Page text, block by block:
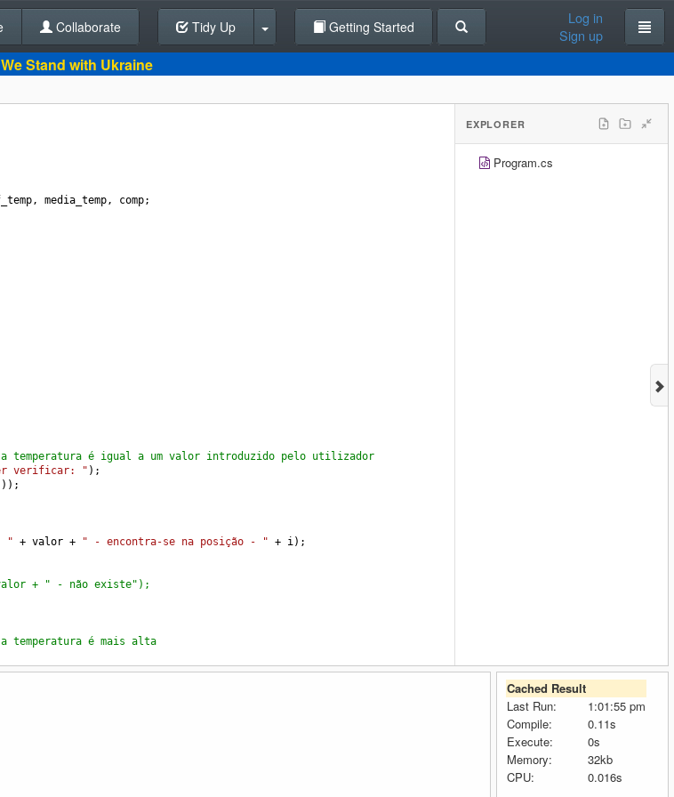
Back To Editor
Collaborate Tidy Up Getting Started
Log in
Sign up
We Stand with Ukraine
, media_temp, comp;
temperatura é igual a um valor introduzido pelo utilizador
verificar: " );
" + valor + " - encontra-se na posição - " + i);
+ " - não existe");
temperatura é mais alta
EXPLORER
Program.cs
Cached Result
Last Run:
1:01:55 pm
Compile:
0.11s
Execute:
0s
Memory:
32kb
CPU:
0.016s